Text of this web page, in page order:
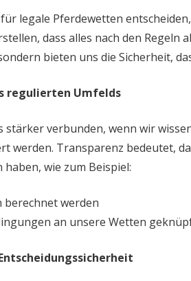
legale Pferdewetten
dass alles nach den
bieten uns die Sicherheit,
regulierten Umfelds
stärker verbunden, wenn wir
werden. Transparenz bedeutet,
wie zum Beispiel:
berechnet werden
an unsere Wetten